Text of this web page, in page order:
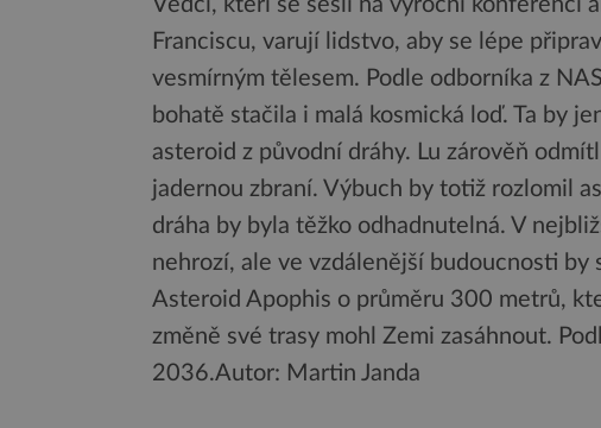
Vědci, kteří se sešli na výroční konferenci
Franciscu, varují lidstvo, aby se lépe
vesmírným tělesem. Podle odborníka z
bohatě stačila i malá kosmická loď. Ta by
asteroid z původní dráhy. Lu zárověň
jadernou zbraní. Výbuch by totiž rozlomil
dráha by byla těžko odhadnutelná. V
nehrozí, ale ve vzdálenější budoucnosti
Asteroid Apophis o průměru 300 metrů,
změně své trasy mohl Zemi zasáhnout.
2036.Autor: Martin Janda